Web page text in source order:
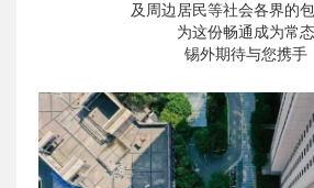
及周边居民等社会各界的
为这份畅通成为常态
锡外期待与您携手